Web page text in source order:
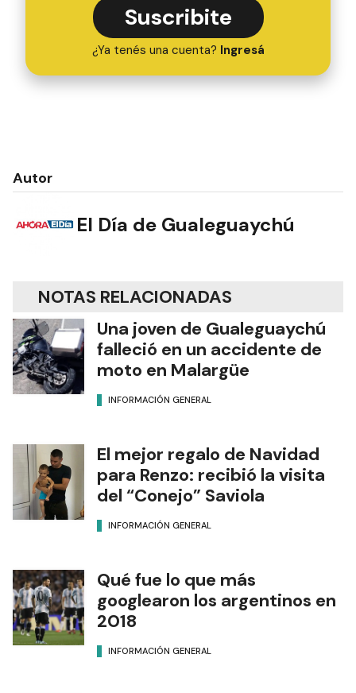
Suscribite
¿Ya tenés una cuenta? Ingresá
Autor
El Día de Gualeguaychú
NOTAS RELACIONADAS
Una joven de Gualeguaychú
falleció en un accidente de
moto en Malargüe
INFORMACIÓN GENERAL
El mejor regalo de Navidad
para Renzo: recibió la visita
del “Conejo” Saviola
INFORMACIÓN GENERAL
Qué fue lo que más
googlearon los argentinos en
2018
INFORMACIÓN GENERAL